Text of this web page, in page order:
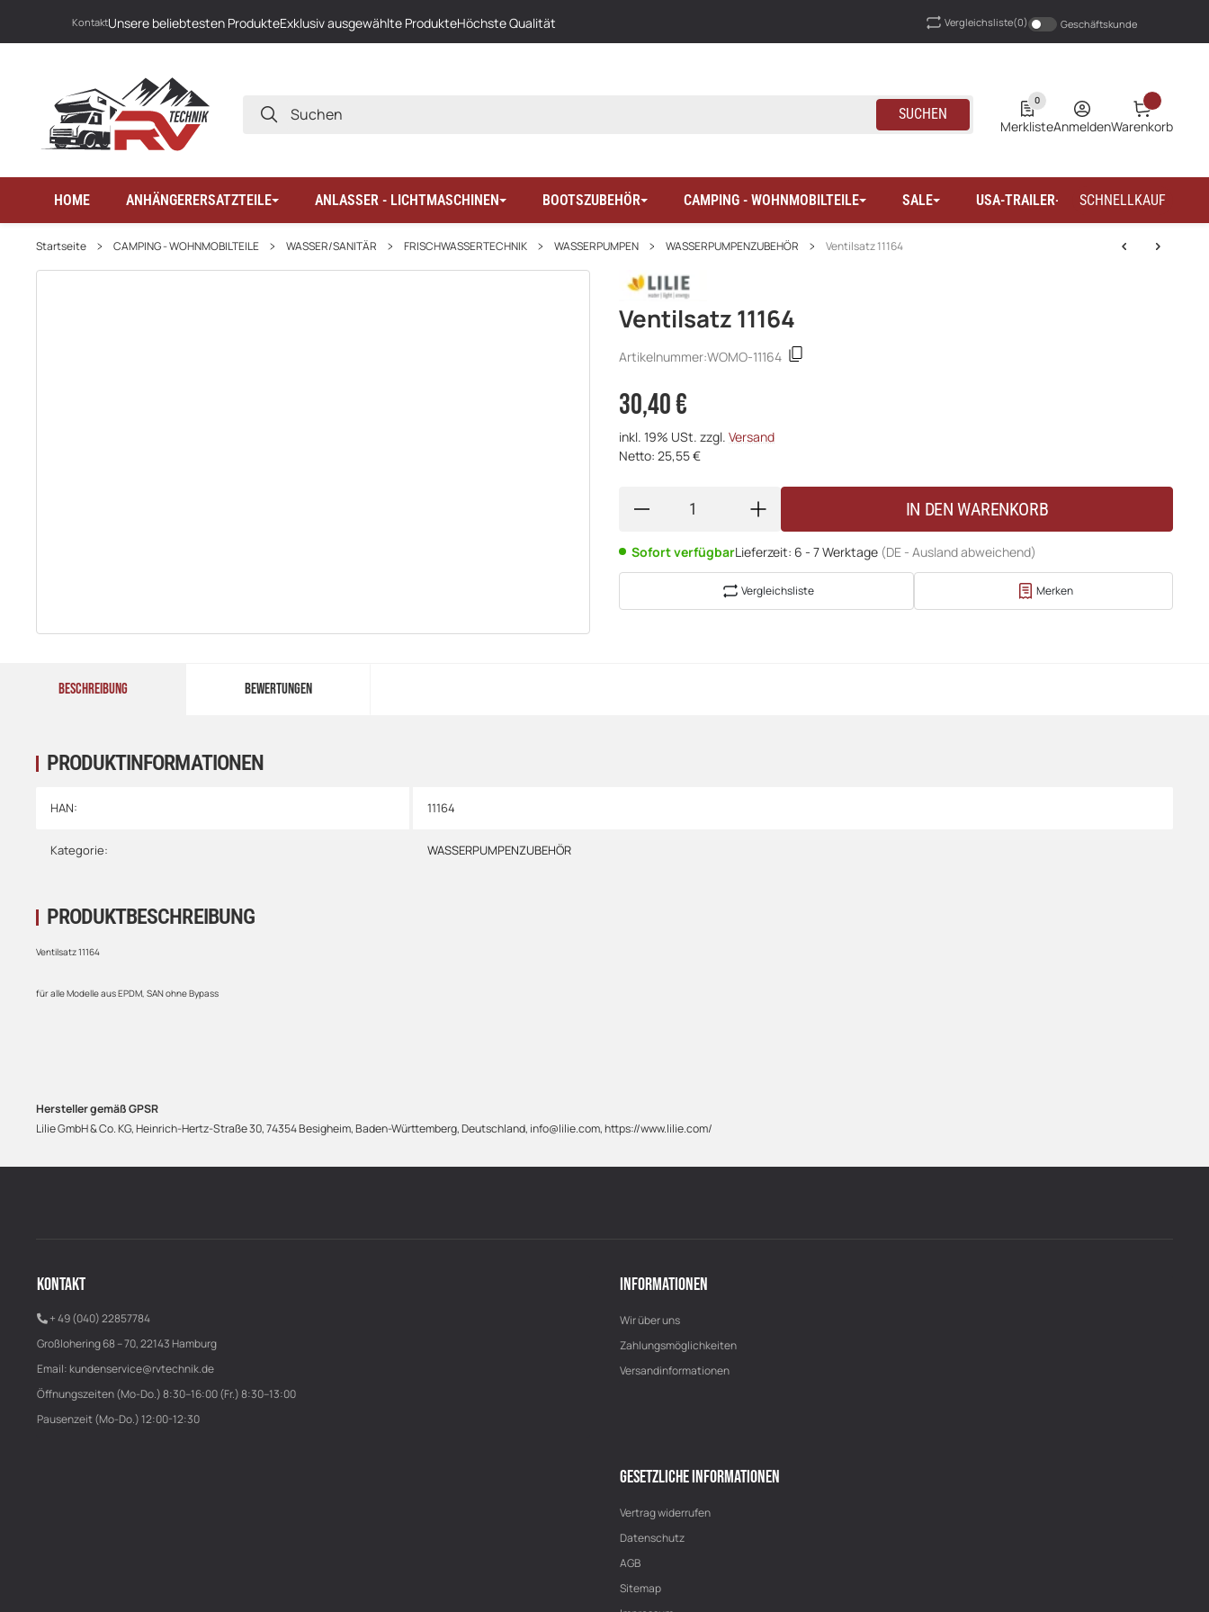
KontaktUnsere beliebtesten ProdukteExklusiv ausgewählte ProdukteHöchste Qualität Vergleichsliste(0) Geschäftskunde
0
MerklisteAnmeldenWarenkorb
SUCHEN SUCHEN
HOME ANHÄNGERERSATZTEILE ANLASSER - LICHTMASCHINEN BOOTSZUBEHÖR CAMPING - WOHNMOBILTEILE SALE USA-TRAILER-WOHNMOBILTEILE
SCHNELLKAUF
Startseite CAMPING - WOHNMOBILTEILE WASSER/SANITÄR FRISCHWASSERTECHNIK WASSERPUMPEN WASSERPUMPENZUBEHÖR Ventilsatz 11164
Ventilsatz 11164
Artikelnummer:WOMO-11164
30,40 €
inkl. 19% USt. zzgl. Versand
Netto: 25,55 €
IN DEN WARENKORB
Sofort verfügbarLieferzeit: 6 - 7 Werktage (DE - Ausland abweichend)
Vergleichsliste Merken
BESCHREIBUNG BEWERTUNGEN
PRODUKTINFORMATIONEN
HAN: 11164
Kategorie: WASSERPUMPENZUBEHÖR
PRODUKTBESCHREIBUNG
Ventilsatz 11164
für alle Modelle aus EPDM, SAN ohne Bypass
Hersteller gemäß GPSR
Lilie GmbH & Co. KG, Heinrich-Hertz-Straße 30, 74354 Besigheim, Baden-Württemberg, Deutschland, info@lilie.com, https://www.lilie.com/
KONTAKT
+ 49 (040) 22857784
Großlohering 68 – 70, 22143 Hamburg
Email: kundenservice@rvtechnik.de
Öffnungszeiten (Mo-Do.) 8:30–16:00 (Fr.) 8:30–13:00
Pausenzeit (Mo-Do.) 12:00-12:30
INFORMATIONEN
Wir über uns
Zahlungsmöglichkeiten
Versandinformationen
GESETZLICHE INFORMATIONEN
Vertrag widerrufen
Datenschutz
AGB
Sitemap